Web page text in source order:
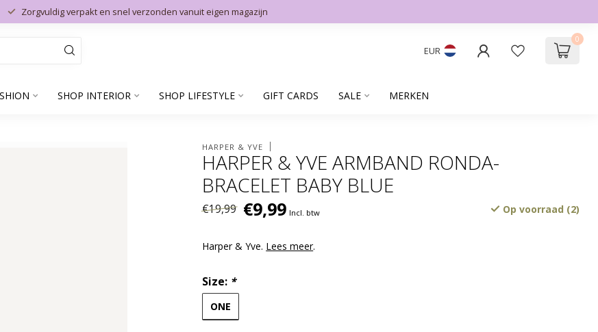
Zorgvuldig verpakt en snel verzonden vanuit eigen magazijn
EUR
0
SHOP INTERIOR SHOP LIFESTYLE GIFT CARDS SALE MERKEN
HARPER & YVE
HARPER & YVE ARMBAND RONDA-
BRACELET BABY BLUE
€19,99 €9,99 Incl. btw Op voorraad (2)
Harper & Yve. Lees meer.
Size: *
ONE